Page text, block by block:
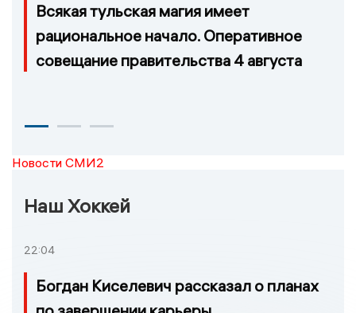
Всякая тульская магия имеет
рациональное начало. Оперативное
совещание правительства 4 августа
Новости СМИ2
Наш Хоккей
22:04
Богдан Киселевич рассказал о планах